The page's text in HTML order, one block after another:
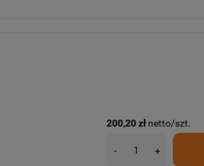
200,20 zł netto/szt.
- +